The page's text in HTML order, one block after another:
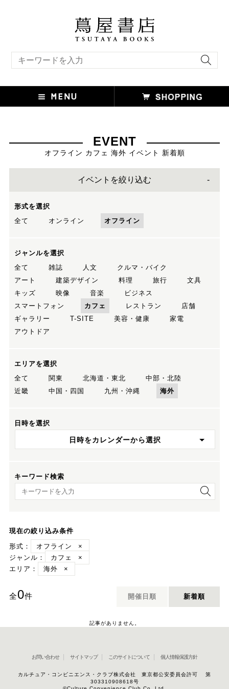
EVENT
オフライン カフェ 海外 イベント 新着順
イベントを絞り込む
形式を選択
全て
オンライン オフライン
ジャンルを選択
全て
雑誌 人文
クルマ・バイク
アート
建築デザイン 料理 旅行
文具
キッズ
映像 音楽
ビジネス
スマートフォン
カフェ レストラン
店舗
ギャラリー
T-SITE 美容・健康
家電
アウトドア
エリアを選択
全て
関東 北海道・東北
中部・北陸
近畿
中国・四国 九州・沖縄 海外
日時を選択
日時をカレンダーから選択
キーワード検索
キーワード検索
現在の絞り込み条件
形式：
オフライン
×
ジャンル：
カフェ
×
エリア：
海外 ×
全0件 開催日順 新着順
記事がありません。
お問い合わせ サイトマップ このサイトについて 個人情報保護方針
カルチュア・コンビニエンス・クラブ株式会社 東京都公安委員会許可 第
303310908618号